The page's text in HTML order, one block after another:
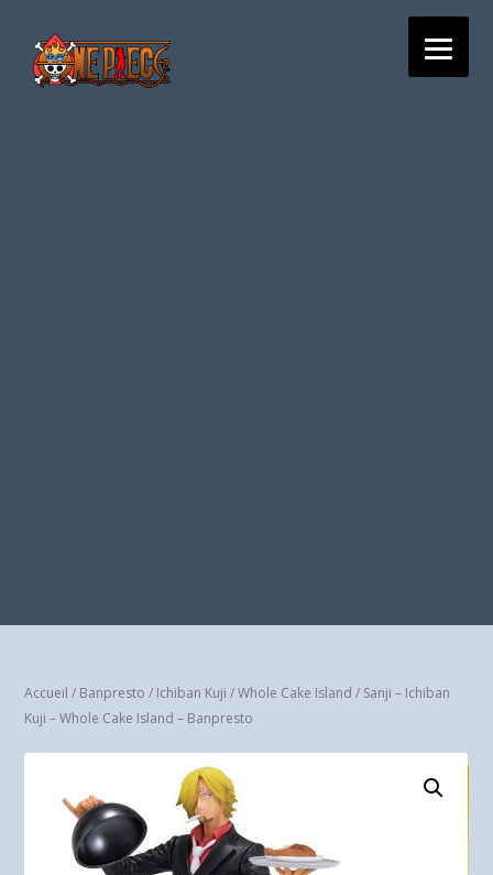
Accueil / Banpresto / Ichiban Kuji /Whole Cake Island / Sanji – Ichiban
Kuji – Whole Cake Island – Banpresto